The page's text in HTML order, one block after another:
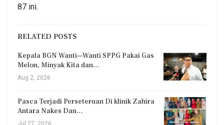
87 ini.
RELATED POSTS
Kepala BGN Wanti—Wanti SPPG Pakai Gas
Melon, Minyak Kita dan…
Aug 2, 2026
Pasca Terjadi Perseteruan Di klinik Zahira
Antara Nakes Dan…